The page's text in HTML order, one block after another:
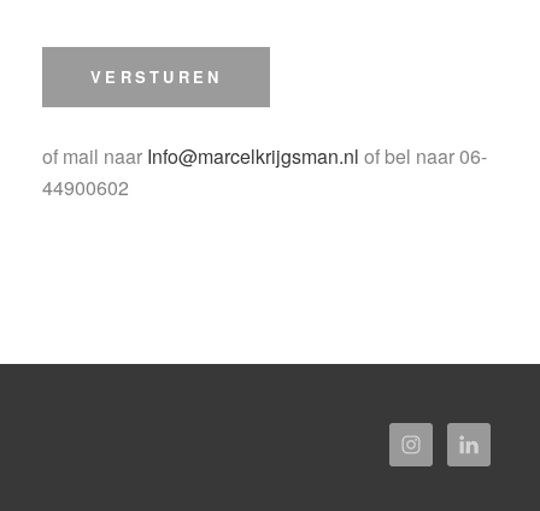
of mail naar Info@marcelkrijgsman.nl of bel naar 06-
44900602